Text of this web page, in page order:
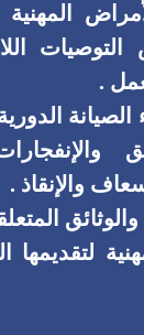
المهنية
.
الصيانة
والإنقاذ .
والوثائق
لتقديمها